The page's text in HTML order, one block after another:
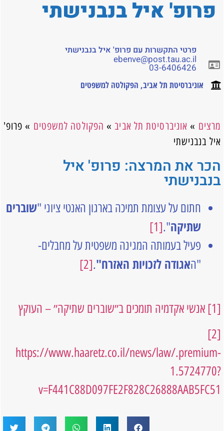
פרופ' איל בנבנישתי
פרטי התקשרות עם פרופ' איל בנבנישתי
ebenve@post.tau.ac.il
03-6406426
אוניברסיטת תל אביב, הפקולטה למשפטים
מרצים » אוניברסיטת תל אביב » הפקולטה למשפטים » פרופ'
איל בנבנישתי
הכר את המרצה: פרופ' איל
בנבנישתי
חתום על עצומת תמיכה בארגון האנטי ציוני "שוברים
שתיקה".
[1]
פעיל בעמותה המגינה משפטית על מחבלים-
"האגודה לזכויות האזרח".
[2]
[1]
אנשי אקדמיה תומכים ב״שוברים שתיקה״ – העוקץ
[2]
https://www.haaretz.co.il/news/law/.premium-
1.5724770?
v=F441C88D097FE2F828C26888AAB5FC51